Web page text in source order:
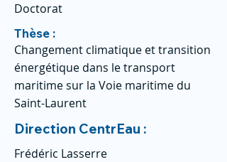
Doctorat
Thèse :
Changement climatique et transition
énergétique dans le transport
maritime sur la Voie maritime du
Saint-Laurent
Direction CentrEau :
Frédéric Lasserre